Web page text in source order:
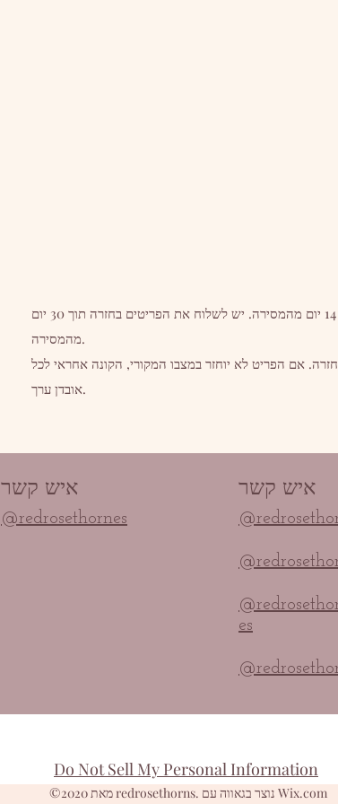
אנו מקבלים החזרות בשמחה. אנא צור איתנו קשר תוך 14 יום מהמסירה. יש לשלוח את הפריטים בחזרה תוך 30 יום
מהמסירה.
אם הפריט לא יוחזר במצבו המקורי, הקונה אחראי לכל
אובדן ערך.
איש קשר
@redrosethornes
איש קשר
es
Do Not Sell My Personal Information
©2020 מאת redrosethorns. נוצר בגאווה עם Wix.com